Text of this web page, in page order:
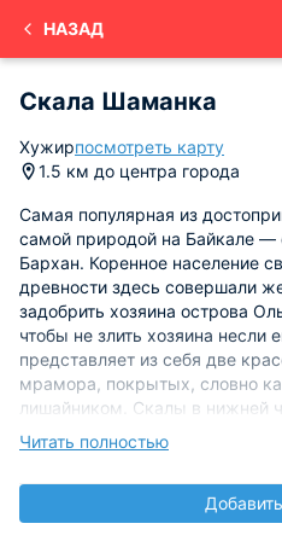
НАЗАД
Скала Шаманка
Хужирпосмотреть карту
1.5 км до центра города
Самая популярная из
самой природой на Байкале
Бархан. Коренное население
древности здесь совершали
задобрить хозяина острова
чтобы не злить хозяина несли
представляет из себя две
мрамора, покрытых, словно
лишайником. Скалы в нижней
каменным переходом.
За многие века, ветер, вода и
берегу скале сквозную
около 6 метров, ширину 3, и
Читать полностью